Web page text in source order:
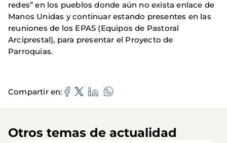
redes” en los pueblos donde aún no exista enlace de
Manos Unidas y continuar estando presentes en las
reuniones de los EPAS (Equipos de Pastoral
Arciprestal), para presentar el Proyecto de
Parroquias.
Compartir en
Otros temas de actualidad